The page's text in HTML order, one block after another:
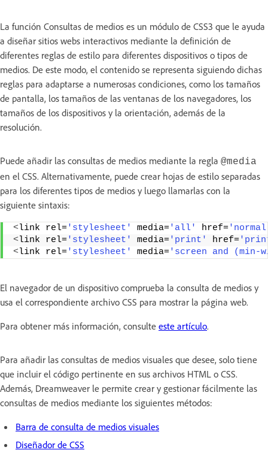
La función Consultas de medios es un módulo de CSS3 que le ayuda
a diseñar sitios webs interactivos mediante la definición de
diferentes reglas de estilo para diferentes dispositivos o tipos de
medios. De este modo, el contenido se representa siguiendo dichas
reglas para adaptarse a numerosas condiciones, como los tamaños
de pantalla, los tamaños de las ventanas de los navegadores, los
tamaños de los dispositivos y la orientación, además de la
resolución.
Puede añadir las consultas de medios mediante la regla @media
en el CSS. Alternativamente, puede crear hojas de estilo separadas
para los diferentes tipos de medios y luego llamarlas con la
siguiente sintaxis:
<link rel='stylesheet' media='all' href=
<link rel='stylesheet' media='print' href=
<link rel='stylesheet' media='screen and (min-
El navegador de un dispositivo comprueba la consulta de medios y
usa el correspondiente archivo CSS para mostrar la página web.
Para obtener más información, consulte este artículo.
Para añadir las consultas de medios visuales que desee, solo tiene
que incluir el código pertinente en sus archivos HTML o CSS.
Además, Dreamweaver le permite crear y gestionar fácilmente las
consultas de medios mediante los siguientes métodos:
Barra de consulta de medios visuales
Diseñador de CSS